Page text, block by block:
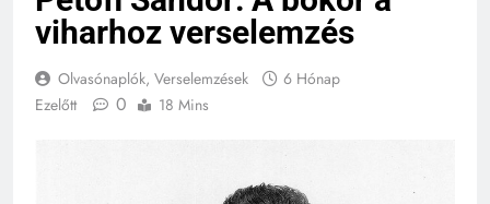
viharhoz verselemzés
Olvasónaplók, Verselemzések
6 Hónap
Ezelőtt
0 18 Mins